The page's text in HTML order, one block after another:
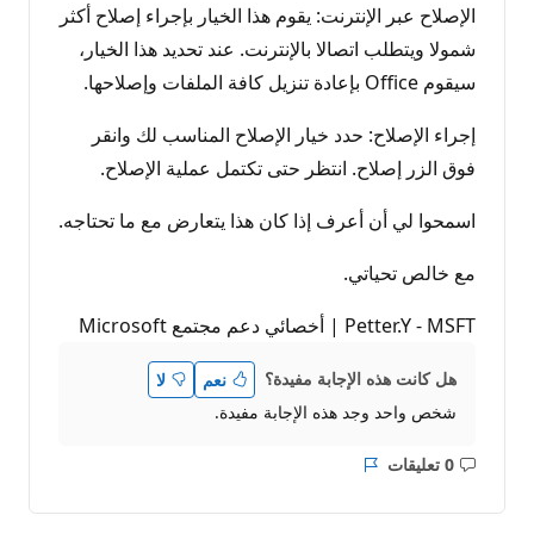
الإصلاح عبر الإنترنت: يقوم هذا الخيار بإجراء إصلاح أكثر
شمولا ويتطلب اتصالا بالإنترنت. عند تحديد هذا الخيار،
سيقوم Office بإعادة تنزيل كافة الملفات وإصلاحها.
إجراء الإصلاح: حدد خيار الإصلاح المناسب لك وانقر
فوق الزر إصلاح. انتظر حتى تكتمل عملية الإصلاح.
اسمحوا لي أن أعرف إذا كان هذا يتعارض مع ما تحتاجه.
مع خالص تحياتي.
Petter.Y - MSFT | أخصائي دعم مجتمع Microsoft
هل كانت هذه الإجابة مفيدة؟ نعم
لا
شخص واحد وجد هذه الإجابة مفيدة.
0 تعليقات ليست
التقرير